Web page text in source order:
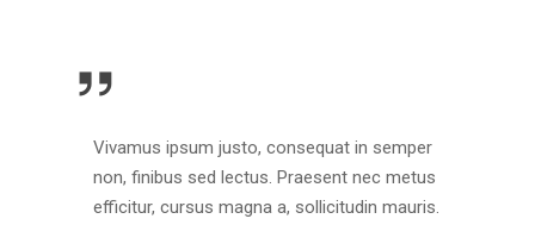
Vivamus ipsum justo, consequat in semper
non, finibus sed lectus. Praesent nec metus
efficitur, cursus magna a, sollicitudin mauris.